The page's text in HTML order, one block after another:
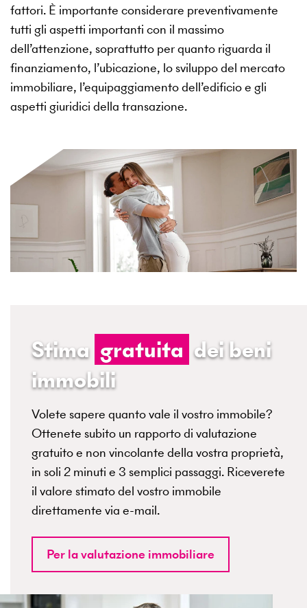
fattori. È importante considerare preventivamente
tutti gli aspetti importanti con il massimo
dell’attenzione, soprattutto per quanto riguarda il
finanziamento, l’ubicazione, lo sviluppo del mercato
immobiliare, l’equipaggiamento dell’edificio e gli
aspetti giuridici della transazione.
Stima gratuita dei beni
immobili
Volete sapere quanto vale il vostro immobile?
Ottenete subito un rapporto di valutazione
gratuito e non vincolante della vostra proprietà,
in soli 2 minuti e 3 semplici passaggi. Riceverete
il valore stimato del vostro immobile
direttamente via e-mail.
Per la valutazione immobiliare